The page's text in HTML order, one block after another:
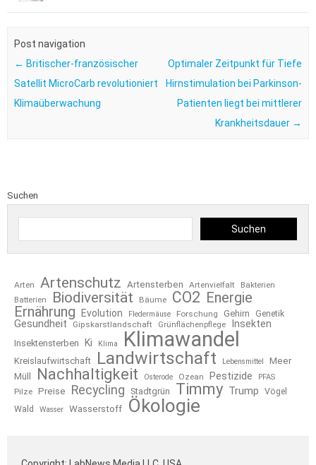
Post navigation
← Britischer-französischer
Satellit MicroCarb revolutioniert
Klimaüberwachung
Optimaler Zeitpunkt für Tiefe
Hirnstimulation bei Parkinson-
Patienten liegt bei mittlerer
Krankheitsdauer →
Suchen
Suchen
Arten Artenschutz Artensterben Artenvielfalt
Bakterien
Batterien
Biodiversität Bäume CO2 Energie
Ernährung
Evolution Fledermäuse Forschung Gehirn Genetik
Gesundheit Gipskarstlandschaft Grünflächenpflege Insekten
Insektensterben Ki Klima Klimawandel
Kreislaufwirtschaft Landwirtschaft Lebensmittel
Meer
Müll
Nachhaltigkeit Osterode Ozean Pestizide PFAS
Pilze Preise Recycling Stadtgrün Timmy Trump
Vögel
Wald
Wasser Wasserstoff Ökologie